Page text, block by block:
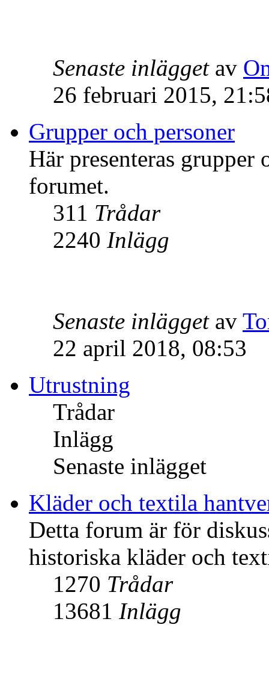
Senaste inläggetav
26 februari 2015,
Grupper och personer
Här presenteras grupper
forumet.
311 Trådar
2240 Inlägg
Senaste inläggetav
22 april 2018, 08:53
Utrustning
Trådar
Inlägg
Senaste inlägget
Kläder och textila
Detta forum är för
historiska kläder och
1270 Trådar
13681 Inlägg